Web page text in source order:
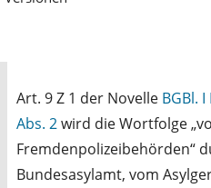
Art. 9 Z 1 der Novelle BGBl.
Abs. 2wird die Wortfolge
Fremdenpolizeibehörden“
Bundesasylamt, vom